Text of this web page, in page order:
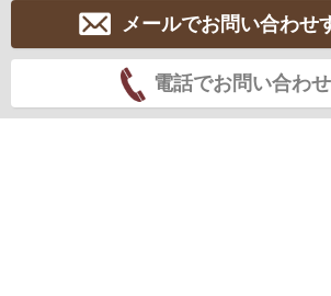
メールでお問い合わせ
電話でお問い合わ